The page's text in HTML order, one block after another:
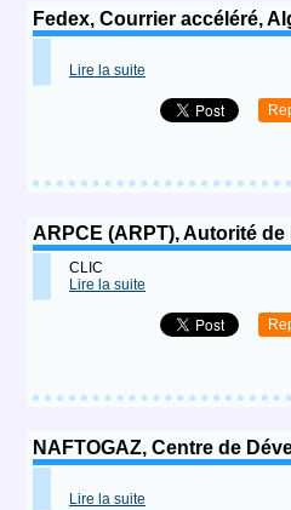
Fedex, Courrier accéléré,
Lire la suite
ARPCE (ARPT), Autorité
CLIC
Lire la suite
NAFTOGAZ, Centre de
Lire la suite